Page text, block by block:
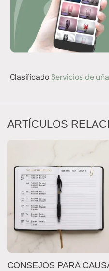
Clasificado Servicios de
ARTÍCULOS
CONSEJOS PARA